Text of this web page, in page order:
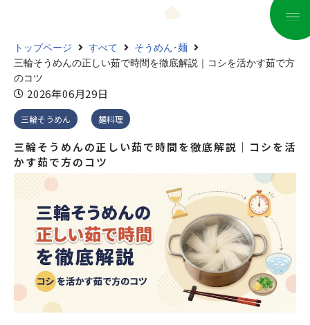
ン
テ
ン
へ
キ
ッ
プ
トップページ すべて
そうめん･麺
三輪そうめんの正しい茹で時間を徹底解説｜コシを活かす茹で方
のコツ
2026年06月29日
三輪そうめん 麺料理
三輪そうめんの正しい茹で時間を徹底解説｜コシを活
かす茹で方のコツ